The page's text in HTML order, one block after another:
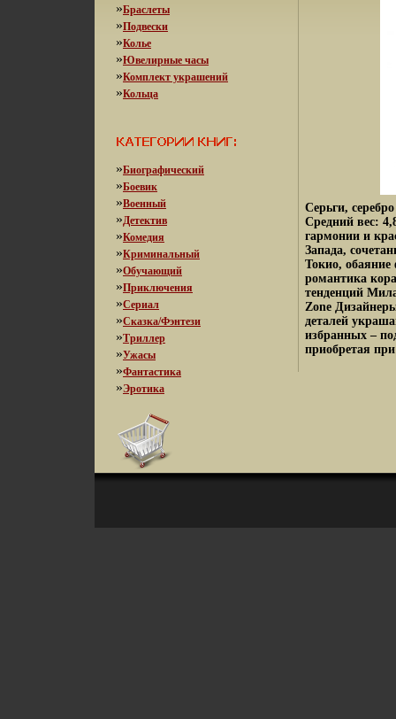
»Браслеты
»Подвески
»Колье
»Ювелирные часы
»Комплект украшений
»Кольца
»Биографический
»Боевик
»Военный
»Детектив
»Комедия
»Криминальный
»Обучающий
»Приключения
»Сериал
»Сказка/Фэнтези
»Триллер
»Ужасы
»Фантастика
»Эротика
Серьги,
Средний вес:
гармонии и
Запада,
Токио, обаяние
романтика
тенденций
Zone
деталей
избранных –
приобретая